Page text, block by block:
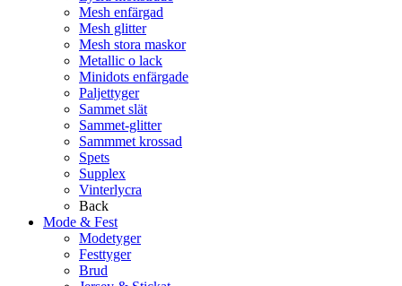
Mesh enfärgad
Mesh glitter
Mesh stora maskor
Metallic o lack
Minidots enfärgade
Paljettyger
Sammet slät
Sammet-glitter
Sammmet krossad
Spets
Supplex
Vinterlycra
Back
Mode & Fest
Modetyger
Festtyger
Brud